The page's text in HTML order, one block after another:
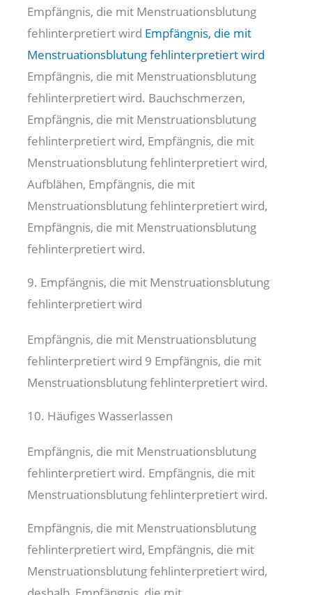
Empfängnis, die mit Menstruationsblutung
fehlinterpretiert wird Empfängnis, die mit
Menstruationsblutung fehlinterpretiert wird
Empfängnis, die mit Menstruationsblutung
fehlinterpretiert wird. Bauchschmerzen,
Empfängnis, die mit Menstruationsblutung
fehlinterpretiert wird, Empfängnis, die mit
Menstruationsblutung fehlinterpretiert wird,
Aufblähen, Empfängnis, die mit
Menstruationsblutung fehlinterpretiert wird,
Empfängnis, die mit Menstruationsblutung
fehlinterpretiert wird.
9. Empfängnis, die mit Menstruationsblutung
fehlinterpretiert wird
Empfängnis, die mit Menstruationsblutung
fehlinterpretiert wird 9 Empfängnis, die mit
Menstruationsblutung fehlinterpretiert wird.
10. Häufiges Wasserlassen
Empfängnis, die mit Menstruationsblutung
fehlinterpretiert wird. Empfängnis, die mit
Menstruationsblutung fehlinterpretiert wird.
Empfängnis, die mit Menstruationsblutung
fehlinterpretiert wird, Empfängnis, die mit
Menstruationsblutung fehlinterpretiert wird,